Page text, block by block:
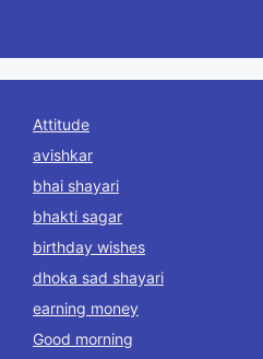
Attitude
avishkar
bhai shayari
bhakti sagar
birthday wishes
dhoka sad shayari
earning money
Good morning